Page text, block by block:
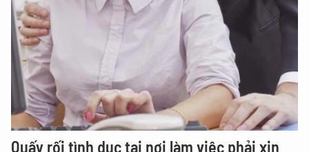
Quấy rối tình dục tại nơi làm việc phải xin